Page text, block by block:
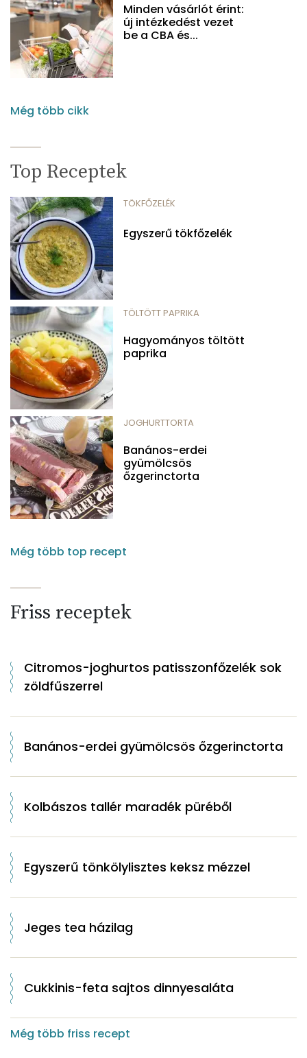
Minden vásárlót érint:
új intézkedést vezet
be a CBA és...
Még több cikk
Top Receptek
TÖKFŐZELÉK
Egyszerű tökfőzelék
TÖLTÖTT PAPRIKA
Hagyományos töltött
paprika
JOGHURTTORTA
Banános-erdei
gyümölcsös
őzgerinctorta
Még több top recept
Friss receptek
Citromos-joghurtos patisszonfőzelék sok
zöldfűszerrel
Banános-erdei gyümölcsös őzgerinctorta
Kolbászos tallér maradék püréből
Egyszerű tönkölylisztes keksz mézzel
Jeges tea házilag
Cukkinis-feta sajtos dinnyesaláta
Még több friss recept